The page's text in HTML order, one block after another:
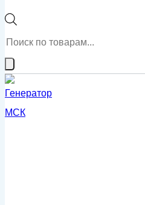
Поиск
товаров